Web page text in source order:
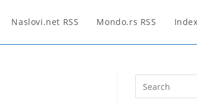
Naslovi.net RSS Mondo.rs RSS